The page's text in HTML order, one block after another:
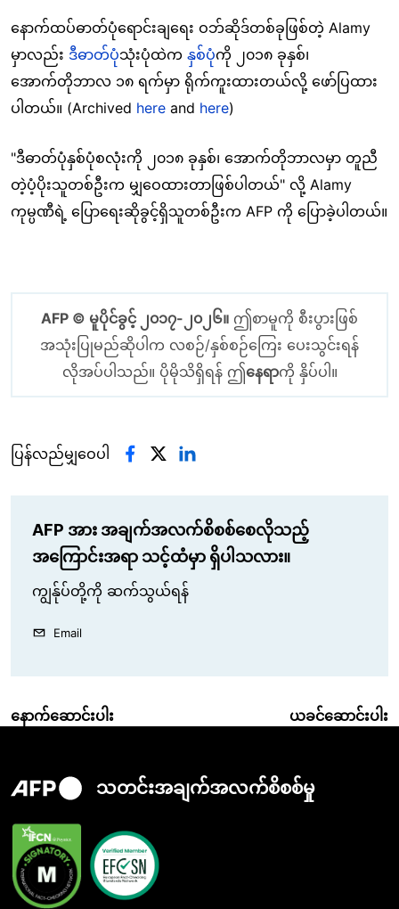
နောက်ထပ်ဓာတ်ပုံရောင်းချရေး ဝဘ်ဆိုဒ်တစ်ခုဖြစ်တဲ့ Alamy
မှာလည်း ဒီဓာတ်ပုံသုံးပုံထဲက နှစ်ပုံကို ၂၀၁၈ ခုနှစ်၊
အောက်တိုဘာလ ၁၈ ရက်မှာ ရိုက်ကူးထားတယ်လို့ ဖော်ပြထား
ပါတယ်။ (Archived here and here)
"ဒီဓာတ်ပုံနှစ်ပုံစလုံးကို ၂၀၁၈ ခုနှစ်၊ အောက်တိုဘာလမှာ တူညီ
တဲ့ပံ့ပိုးသူတစ်ဦးက မျှဝေထားတာဖြစ်ပါတယ်" လို့ Alamy
ကုမ္ပဏီရဲ့ ပြောရေးဆိုခွင့်ရှိသူတစ်ဦးက AFP ကို ပြောခဲ့ပါတယ်။
AFP © မူပိုင်ခွင့် ၂၀၁၇-၂၀၂၆။ ဤစာမူကို စီးပွားဖြစ်
အသုံးပြုမည်ဆိုပါက လစဉ်/နှစ်စဉ်ကြေး ပေးသွင်းရန်
လိုအပ်ပါသည်။ ပိုမိုသိရှိရန် ဤနေရာကို နှိပ်ပါ။
ပြန်လည်မျှဝေပါ
AFP အား အချက်အလက်စိစစ်စေလိုသည့်
အကြောင်းအရာ သင့်ထံမှာ ရှိပါသလား။
ကျွန်ုပ်တို့ကို ဆက်သွယ်ရန်
Email
နောက်ဆောင်းပါး ယခင်ဆောင်းပါး
သတင်းအချက်အလက်စိစစ်မှု